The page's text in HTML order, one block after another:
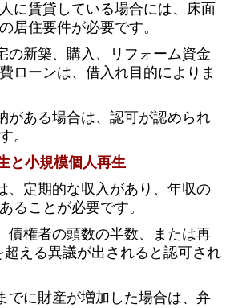
に賃貸している場合には、床面
居住要件が必要です。
の新築、購入、リフォーム資金
ローンは、借入れ目的によりま
がある場合は、認可が認められ
。
と小規模個人再生
、定期的な収入があり、年収の
ることが必要です。
債権者の頭数の半数、または再
える異議が出されると認可され
でに財産が増加した場合は、弁